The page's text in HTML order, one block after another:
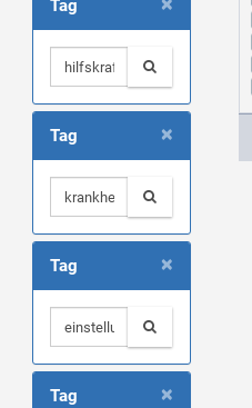
Tag
×
Tag
×
Tag
×
Tag